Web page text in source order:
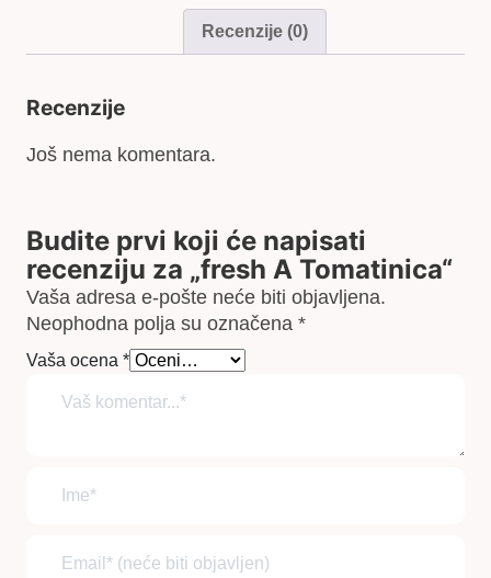
Recenzije (0)
Recenzije
Još nema komentara.
Budite prvi koji će napisati
recenziju za „fresh A Tomatinica“
Vaša adresa e-pošte neće biti objavljena.
Neophodna polja su označena *
Vaša ocena *